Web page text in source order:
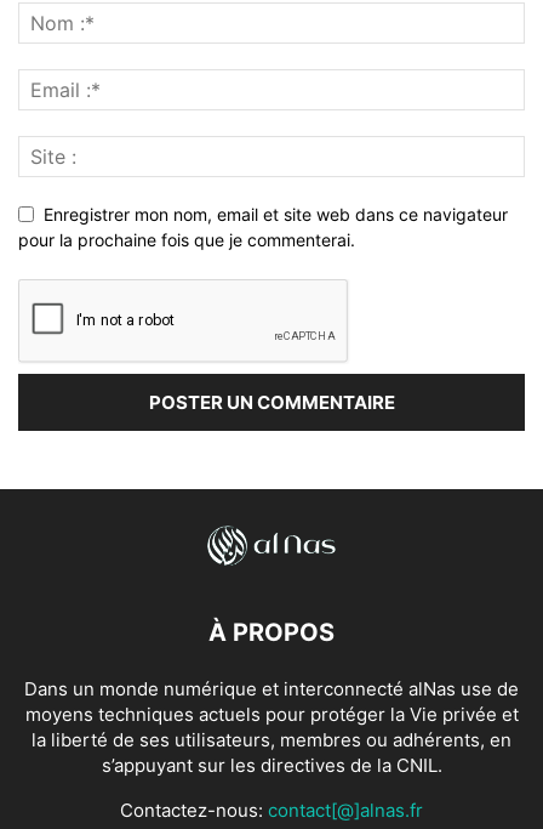
Enregistrer mon nom, email et site web dans ce navigateur
pour la prochaine fois que je commenterai.
À PROPOS
Dans un monde numérique et interconnecté alNas use de
moyens techniques actuels pour protéger la Vie privée et
la liberté de ses utilisateurs, membres ou adhérents, en
s’appuyant sur les directives de la CNIL.
Contactez-nous: contact[@]alnas.fr